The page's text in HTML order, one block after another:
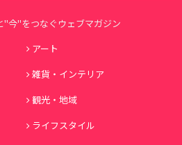
"今"をつなぐウェブマガジン
アート
雑貨・インテリア
観光・地域
ライフスタイル